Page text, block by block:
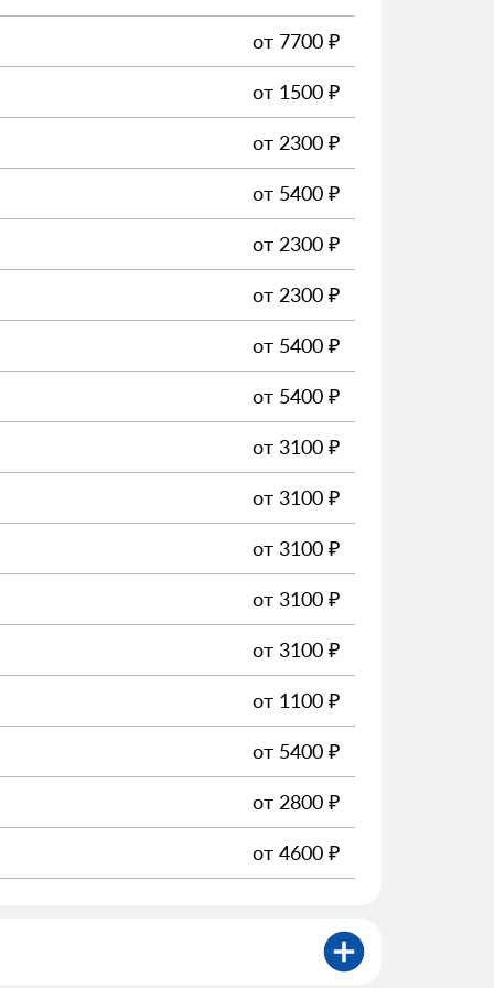
от 7700 ₽
от 1500 ₽
от 2300 ₽
от 5400 ₽
от 2300 ₽
от 2300 ₽
от 5400 ₽
от 5400 ₽
от 3100 ₽
от 3100 ₽
от 3100 ₽
от 3100 ₽
от 3100 ₽
от 1100 ₽
от 5400 ₽
от 2800 ₽
от 4600 ₽